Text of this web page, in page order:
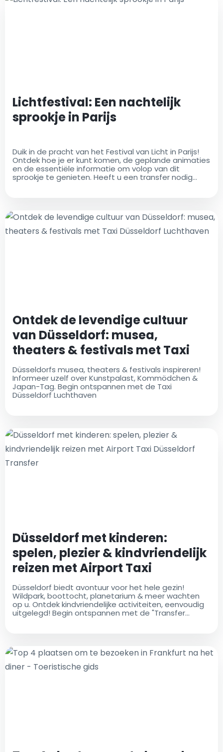
Lichtfestival: Een nachtelijk
sprookje in Parijs
Duik in de pracht van het Festival van Licht in Parijs!
Ontdek hoe je er kunt komen, de geplande animaties
en de essentiële informatie om volop van dit
sprookje te genieten. Heeft u een transfer nodig
Ontdek de levendige cultuur
van Düsseldorf: musea,
theaters & festivals met Taxi
Düsseldorf Luchthaven
Düsseldorfs musea, theaters & festivals inspireren!
Informeer uzelf over Kunstpalast, Kommödchen &
Japan-Tag. Begin ontspannen met de Taxi
Düsseldorf Luchthaven
Düsseldorf met kinderen:
spelen, plezier & kindvriendelijk
reizen met Airport Taxi
Düsseldorf Transfer
Düsseldorf biedt avontuur voor het hele gezin!
Wildpark, boottocht, planetarium & meer wachten
op u. Ontdek kindvriendelijke activiteiten, eenvoudig
uitgelegd! Begin ontspannen met de "Transfer